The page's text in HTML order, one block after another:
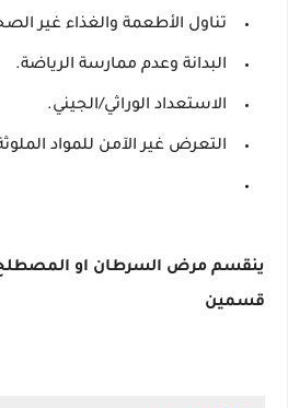
تناول الأطعمة والغذاء غير
البدانة وعدم ممارسة الرياضة.
الاستعداد الوراثي/الجيني.
التعرض غير الآمن للمواد
ينقسم مرض السرطان او المصطلح
قسمين